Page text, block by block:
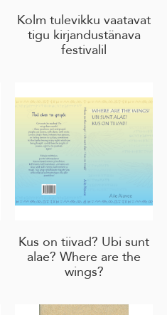
Kolm tulevikku vaatavat
tigu kirjandustänava
festivalil
Kus on tiivad? Ubi sunt
alae? Where are the
wings?